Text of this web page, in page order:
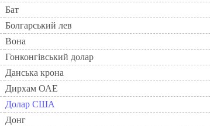
Бат
Болгарський лев
Вона
Гонконгівський долар
Данська крона
Дирхам ОАЕ
Долар США
Донг